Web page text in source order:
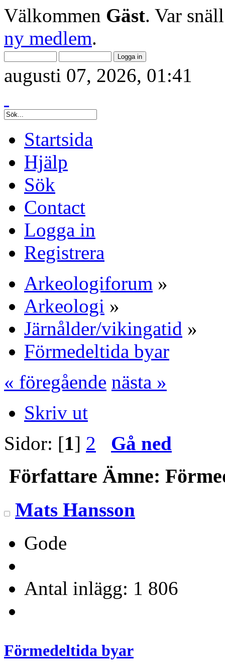
Välkommen Gäst. Var
ny medlem.
augusti 07, 2026, 01:41
Startsida
Hjälp
Sök
Contact
Logga in
Registrera
Arkeologiforum »
Arkeologi »
Järnålder/vikingatid »
Förmedeltida byar
« föregående nästa »
Skriv ut
Sidor: [1] 2 Gå ned
Författare Ämne:
Mats Hansson
Gode
Antal inlägg: 1 806
Förmedeltida byar